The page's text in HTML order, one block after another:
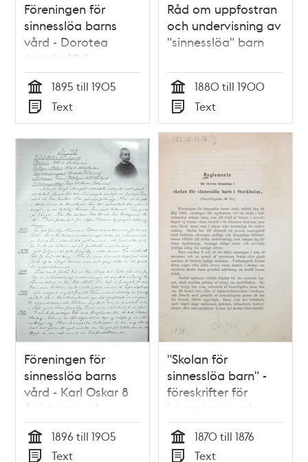
Föreningen för
sinnesslöa barns
vård - Dorotea
Amalia 12 år
intagen på
föreningens skola
1895
Tid
1895 till 1905
Typ
Text
Råd om uppfostran
och undervisning av
"sinnesslöa" barn
Tid
1880 till 1900
Typ
Text
Föreningen för
sinnesslöa barns
vård - Karl Oskar 8
år intagen på
föreningens skola
1896
Tid
1896 till 1905
Text
"Skolan för
sinnesslöa barn" -
föreskrifter för
intagning av elever
1876
Tid
1870 till 1876
Text